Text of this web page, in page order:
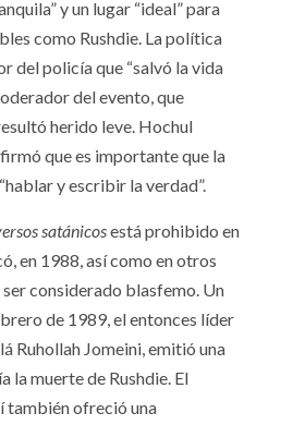
y un lugar “ideal” para
como Rushdie. La política
del policía que “salvó la vida
del evento, que
herido leve. Hochul
que es importante que la
y escribir la verdad”.
satánicosestá prohibido en
en 1988, así como en otros
considerado blasfemo. Un
de 1989, el entonces líder
Ruhollah Jomeini, emitió una
la muerte de Rushdie. El
también ofreció una